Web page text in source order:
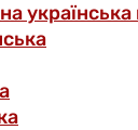
українська